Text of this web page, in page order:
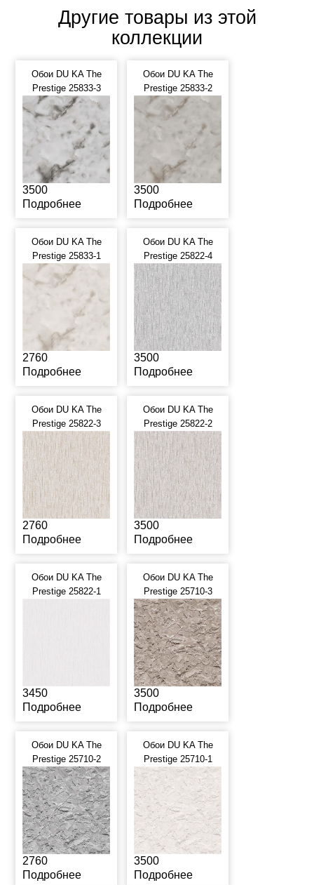
Другие товары из этой
коллекции
Обои DU KA The
Prestige 25833-3
3500
Подробнее
Обои DU KA The
Prestige 25833-2
3500
Подробнее
Обои DU KA The
Prestige 25833-1
2760
Подробнее
Обои DU KA The
Prestige 25822-4
3500
Подробнее
Обои DU KA The
Prestige 25822-3
2760
Подробнее
Обои DU KA The
Prestige 25822-2
3500
Подробнее
Обои DU KA The
Prestige 25822-1
3450
Подробнее
Обои DU KA The
Prestige 25710-3
3500
Подробнее
Обои DU KA The
Prestige 25710-2
2760
Подробнее
Обои DU KA The
Prestige 25710-1
3500
Подробнее